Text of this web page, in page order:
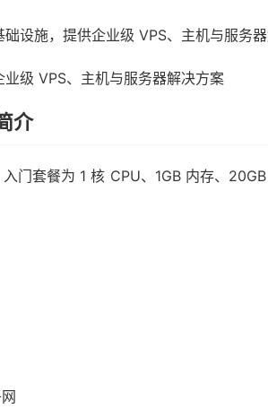
级 VPS、主机与服务器解决方案
介
门套餐为 1 核 CPU、1GB 内存、